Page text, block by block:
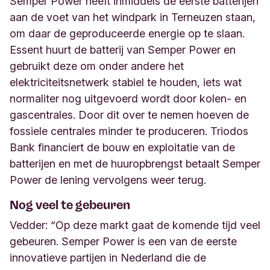
aan de voet van het windpark in Terneuzen staan,
om daar de geproduceerde energie op te slaan.
Essent huurt de batterij van Semper Power en
gebruikt deze om onder andere het
elektriciteitsnetwerk stabiel te houden, iets wat
normaliter nog uitgevoerd wordt door kolen- en
gascentrales. Door dit over te nemen hoeven de
fossiele centrales minder te produceren. Triodos
Bank financiert de bouw en exploitatie van de
batterijen en met de huuropbrengst betaalt Semper
Power de lening vervolgens weer terug.
Nog veel te gebeuren
Vedder: “Op deze markt gaat de komende tijd veel
gebeuren. Semper Power is een van de eerste
innovatieve partijen in Nederland die de